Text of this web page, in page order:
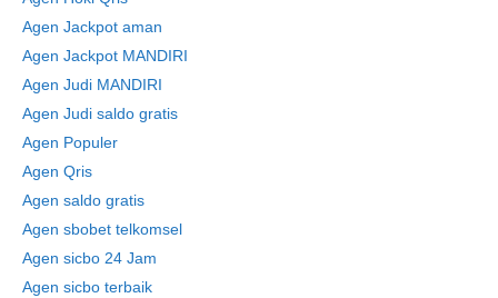
Agen Jackpot aman
Agen Jackpot MANDIRI
Agen Judi MANDIRI
Agen Judi saldo gratis
Agen Populer
Agen Qris
Agen saldo gratis
Agen sbobet telkomsel
Agen sicbo 24 Jam
Agen sicbo terbaik